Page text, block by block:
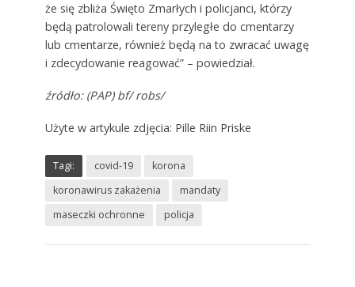
że się zbliża Święto Zmarłych i policjanci, którzy
będą patrolowali tereny przyległe do cmentarzy
lub cmentarze, również będą na to zwracać uwagę
i zdecydowanie reagować” – powiedział.
źródło: (PAP) bf/ robs/
Użyte w artykule zdjęcia: Pille Riin Priske
Tagi: covid-19
korona
koronawirus zakażenia
mandaty
maseczki ochronne
policja